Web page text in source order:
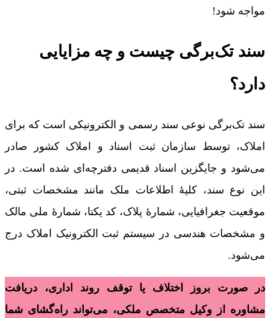
مواجه شود!
سند تک‌برگی چیست و چه مزایایی
دارد؟
سند تک‌برگی نوعی سند رسمی و الکترونیکی است که برای
املاک، توسط سازمان ثبت اسناد و املاک کشور صادر
می‌شود و جایگزین اسناد قدیمی دفترچه‌ای شده است. در
این نوع سند، کلیۀ اطلاعات ملک مانند مشخصات ثبتی،
موقعیت جغرافیایی، شمارۀ پلاک، کد یکتا، شمارۀ ملی مالک
و مشخصات هندسی در سیستم ثبت الکترونیک املاک درج
می‌شود.
در صورت بروز اختلاف یا توقف روند اداری، دریافت
مشاوره از وکیل متخصص ملکی، می‌تواند راه‌گشای شما